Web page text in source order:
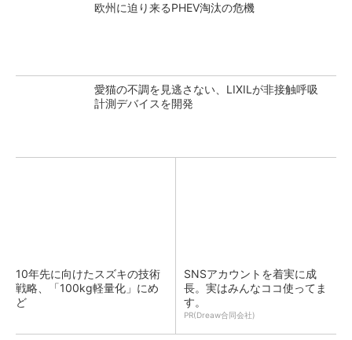
欧州に迫り来るPHEV淘汰の危機
愛猫の不調を見逃さない、LIXILが非接触呼吸
計測デバイスを開発
10年先に向けたスズキの技術
戦略、「100kg軽量化」にめ
ど
SNSアカウントを着実に成
長。実はみんなココ使ってま
す。
PR(Dreaw合同会社)